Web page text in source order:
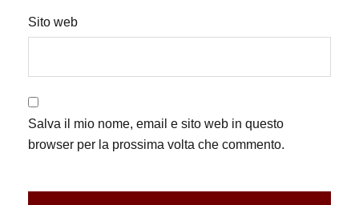
Sito web
Salva il mio nome, email e sito web in questo
browser per la prossima volta che commento.